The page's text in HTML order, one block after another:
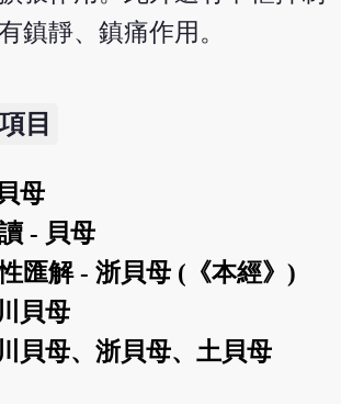
鎮靜、鎮痛作用。
目
母
- 貝母
匯解 - 浙貝母 (《本經》)
貝母
貝母、浙貝母、土貝母